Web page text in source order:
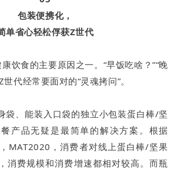
包装便携化，
单省心轻松俘获Z世代
饮食的主要原因之一。“早饭吃啥？”“晚
代经常要面对的“灵魂拷问”。
袋、能装入口袋的独立小包装蛋白棒/坚
产品无疑是最简单的解决方案。根据
MAT2020，消费者对线上蛋白棒/坚果
消费规模和消费增速都相对较高。而瓶